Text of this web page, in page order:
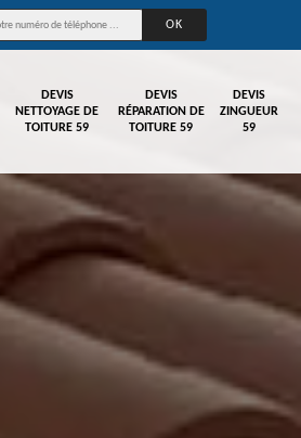
DEVIS
NETTOYAGE DE
TOITURE 59
DEVIS
RÉPARATION DE
TOITURE 59
DEVIS
ZINGUEUR
59